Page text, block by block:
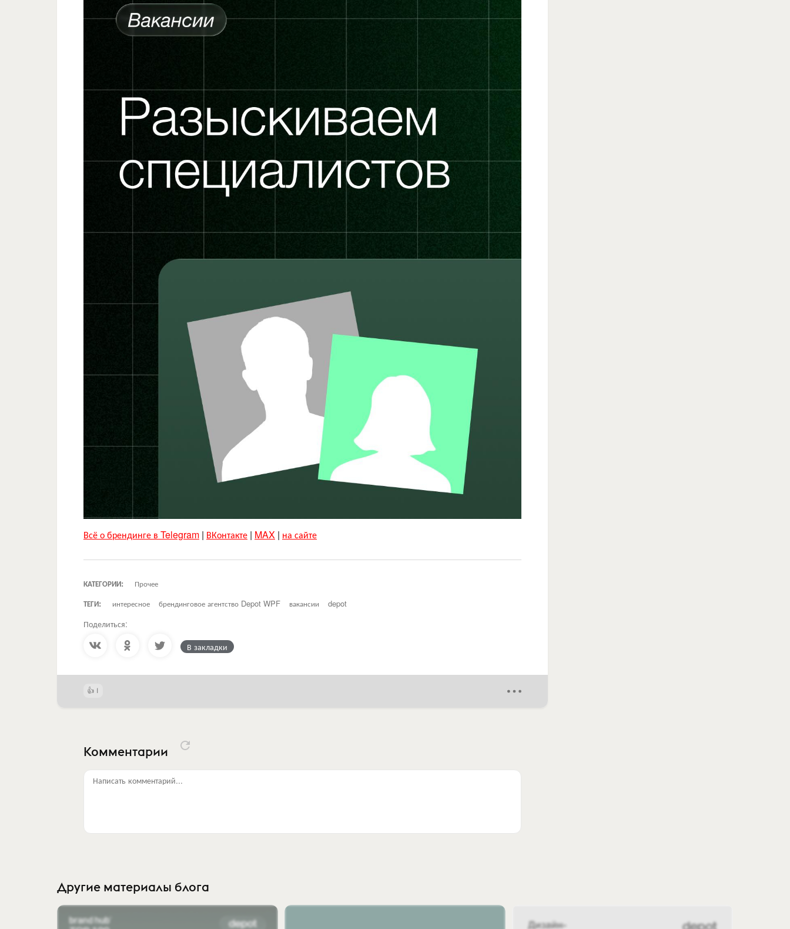
Всё о брендинге в Telegram | ВКонтакте | MAX | на сайте
КАТЕГОРИИ:
Прочее
ТЕГИ:
интересное брендинговое агентство Depot WPF вакансии depot
Поделиться:
В закладки
1
Комментарии
Написать комментарий...
Другие материалы блога